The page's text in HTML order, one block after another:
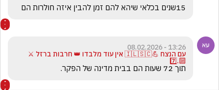
15שנים בכלאי שיהא להם זמן להבין איזה חולרות הם
13:26 - 08.02.2026
עם הנצח 💪🇮🇱🇸🇨 אין עוד מלבדו 👑 חרבות ברזל ⚔️
🔟.7️⃣
תוך 72 שעות הם בבית מדינה של הפקר.